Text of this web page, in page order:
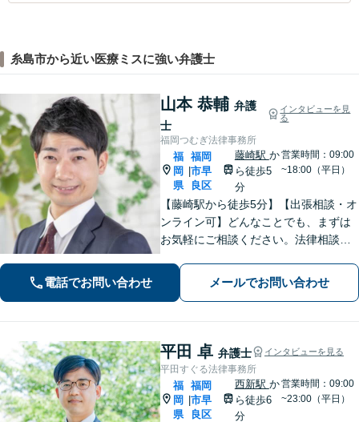
糸島市から近い医療ミスに強い弁護士
山本 恭輔 弁護
士
インタビューを見
る
福岡つむぎ法律事務所
福
岡
県
|
福岡
市早
良区
藤崎駅 か
ら徒歩5
分
営業時間：09:00
~18:00（平日）
【藤崎駅から徒歩5分】【出張相談・オ
ンライン可】どんなことでも、まずは
お気軽にご相談ください。法律相談で
り聞くことが大事だと考えています。
【明瞭でリーズナブルな料金体制】
電話でお問い合わせ メールでお問い合わせ
平田 卓 弁護士 インタビューを見る
平田すぐる法律事務所
福
岡
県
|
福岡
市早
良区
西新駅 か
ら徒歩6
分
営業時間：09:00
~23:00（平日）